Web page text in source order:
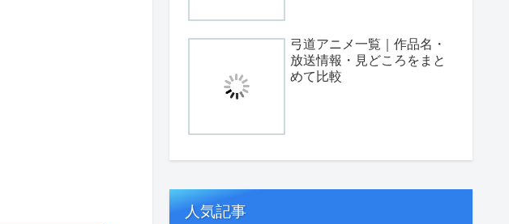
弓道アニメ一覧｜作品名・
放送情報・見どころをまと
めて比較
人気記事